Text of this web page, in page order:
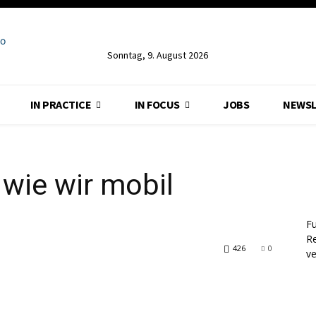
Sonntag, 9. August 2026
IN PRACTICE IN FOCUS JOBS
wir mobil
0
426